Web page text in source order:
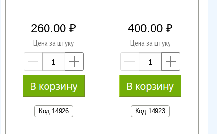
260.00
Цена за штуку
—
400.00
Цена за штуку
—
Код 14926 Код 14923